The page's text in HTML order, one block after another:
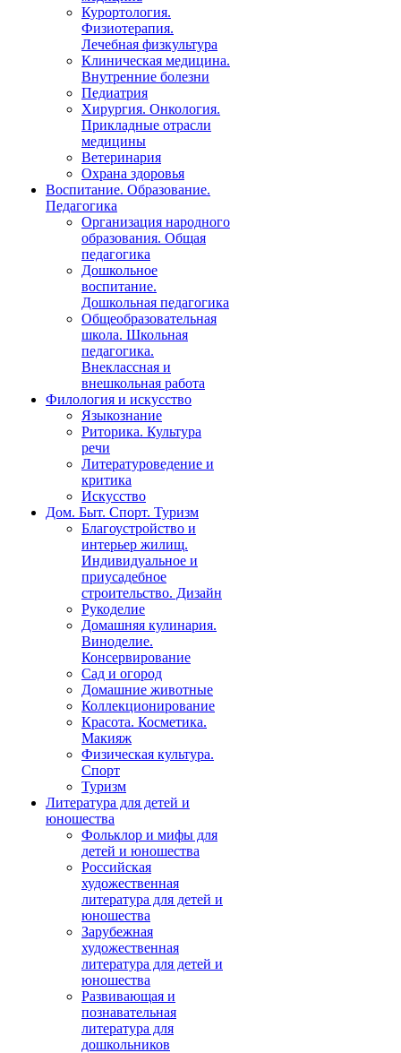
Курортология.
Физиотерапия.
Лечебная физкультура
Клиническая медицина.
Внутренние болезни
Педиатрия
Хирургия. Онкология.
Прикладные отрасли
медицины
Ветеринария
Охрана здоровья
Воспитание. Образование.
Педагогика
Организация народного
образования. Общая
педагогика
Дошкольное
воспитание.
Дошкольная педагогика
Общеобразовательная
школа. Школьная
педагогика.
Внеклассная и
внешкольная работа
Филология и искусство
Языкознание
Риторика. Культура
речи
Литературоведение и
критика
Искусство
Дом. Быт. Спорт. Туризм
Благоустройство и
интерьер жилищ.
Индивидуальное и
приусадебное
строительство. Дизайн
Рукоделие
Домашняя кулинария.
Виноделие.
Консервирование
Сад и огород
Домашние животные
Коллекционирование
Красота. Косметика.
Макияж
Физическая культура.
Спорт
Туризм
Литература для детей и
юношества
Фольклор и мифы для
детей и юношества
Российская
художественная
литература для детей и
юношества
Зарубежная
художественная
литература для детей и
юношества
Развивающая и
познавательная
литература для
дошкольников